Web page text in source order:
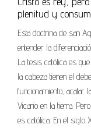
plenitud y
Esta doctrina de san
entender la
La tesis católica es
la cabeza tienen el
funcionamiento, acatar
Vicario en la tierra.
es católica. En el siglo